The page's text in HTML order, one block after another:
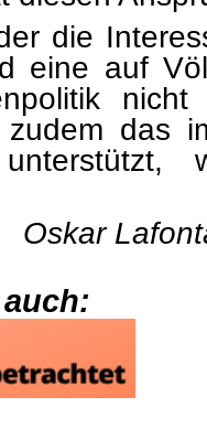
die
eine auf
das
Oskar